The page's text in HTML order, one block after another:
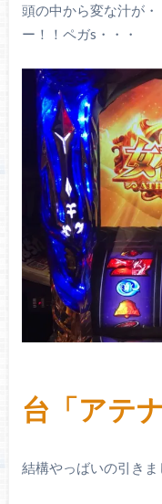
頭の中から変な汁が
ー！！ペガs・・・
台「アテ
結構やっばいの引き